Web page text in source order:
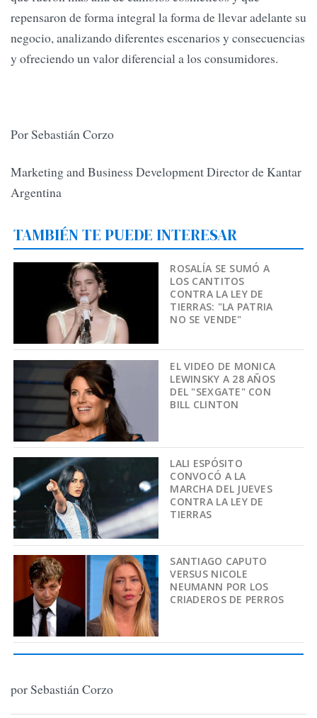
repensaron de forma integral la forma de llevar adelante su
negocio, analizando diferentes escenarios y consecuencias
y ofreciendo un valor diferencial a los consumidores.
Por Sebastián Corzo
Marketing and Business Development Director de Kantar
Argentina
TAMBIÉN TE PUEDE INTERESAR
ROSALÍA SE SUMÓ A
LOS CANTITOS
CONTRA LA LEY DE
TIERRAS: "LA PATRIA
NO SE VENDE"
EL VIDEO DE MONICA
LEWINSKY A 28 AÑOS
DEL "SEXGATE" CON
BILL CLINTON
LALI ESPÓSITO
CONVOCÓ A LA
MARCHA DEL JUEVES
CONTRA LA LEY DE
TIERRAS
SANTIAGO CAPUTO
VERSUS NICOLE
NEUMANN POR LOS
CRIADEROS DE PERROS
por Sebastián Corzo